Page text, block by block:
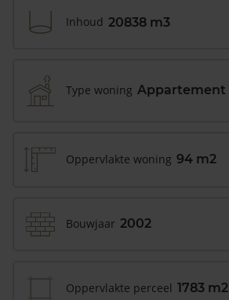
Inhoud 20838 m3
Type woning Appartement
Oppervlakte woning 94 m2
Bouwjaar 2002
Oppervlakte perceel 1783 m2